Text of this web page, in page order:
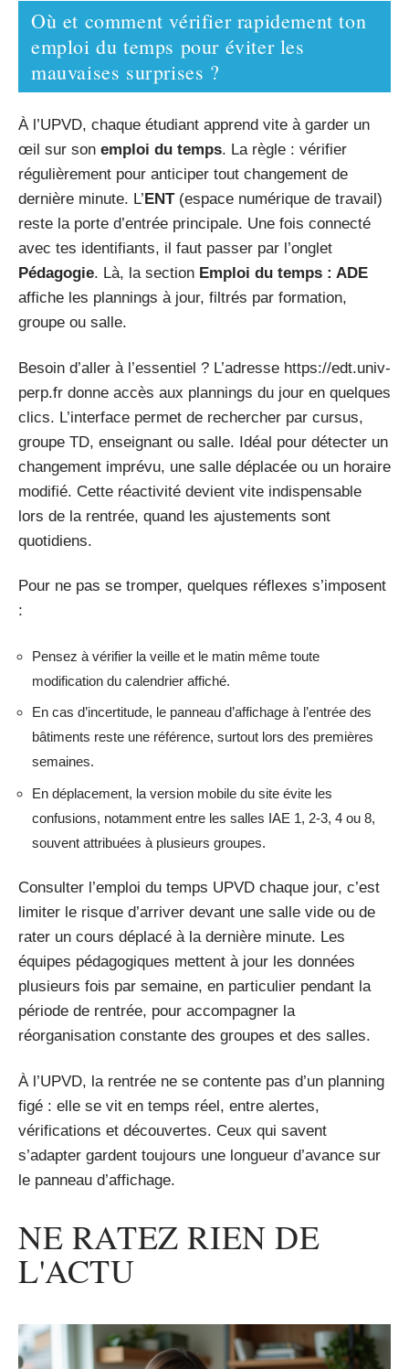
Où et comment vérifier rapidement ton
emploi du temps pour éviter les
mauvaises surprises ?
À l’UPVD, chaque étudiant apprend vite à garder un
œil sur son emploi du temps. La règle : vérifier
régulièrement pour anticiper tout changement de
dernière minute. L’ENT(espace numérique de travail)
reste la porte d’entrée principale. Une fois connecté
avec tes identifiants, il faut passer par l’onglet
Pédagogie. Là, la section Emploi du temps : ADE
affiche les plannings à jour, filtrés par formation,
groupe ou salle.
Besoin d’aller à l’essentiel ? L’adresse https://edt.univ-
perp.fr donne accès aux plannings du jour en quelques
clics. L’interface permet de rechercher par cursus,
groupe TD, enseignant ou salle. Idéal pour détecter un
changement imprévu, une salle déplacée ou un horaire
modifié. Cette réactivité devient vite indispensable
lors de la rentrée, quand les ajustements sont
quotidiens.
Pour ne pas se tromper, quelques réflexes s’imposent
:
Pensez à vérifier la veille et le matin même toute
modification du calendrier affiché.
En cas d’incertitude, le panneau d’affichage à l’entrée des
bâtiments reste une référence, surtout lors des premières
semaines.
En déplacement, la version mobile du site évite les
confusions, notamment entre les salles IAE 1, 2-3, 4 ou 8,
souvent attribuées à plusieurs groupes.
Consulter l’emploi du temps UPVD chaque jour, c’est
limiter le risque d’arriver devant une salle vide ou de
rater un cours déplacé à la dernière minute. Les
équipes pédagogiques mettent à jour les données
plusieurs fois par semaine, en particulier pendant la
période de rentrée, pour accompagner la
réorganisation constante des groupes et des salles.
À l’UPVD, la rentrée ne se contente pas d’un planning
figé : elle se vit en temps réel, entre alertes,
vérifications et découvertes. Ceux qui savent
s’adapter gardent toujours une longueur d’avance sur
le panneau d’affichage.
NE RATEZ RIEN DE
L'ACTU